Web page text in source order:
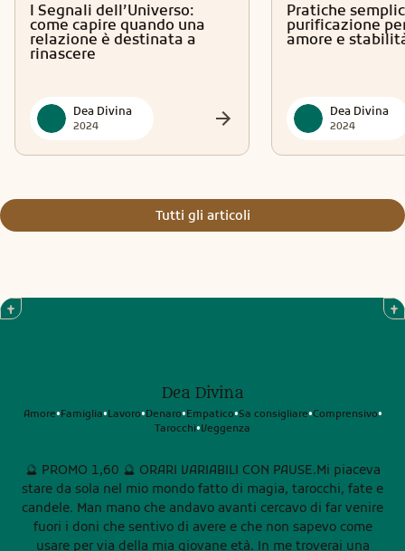
I Segnali dell’Universo:
come capire quando una
relazione è destinata a
rinascere
Dea Divina
2024
Pratiche
purificazione
amore e
Dea Divina
2024
Tutti gli articoli
Dea Divina
Amore•Famiglia•Lavoro•Denaro•Empatico•Sa consigliare•Comprensivo•
Tarocchi•Veggenza
🔮 PROMO 1,60 🔮 ORARI VARIABILI CON PAUSE.Mi piaceva
stare da sola nel mio mondo fatto di magia, tarocchi, fate e
candele. Man mano che andavo avanti cercavo di far venire
fuori i doni che sentivo di avere e che non sapevo come
usare per via della mia giovane età. In me troverai una